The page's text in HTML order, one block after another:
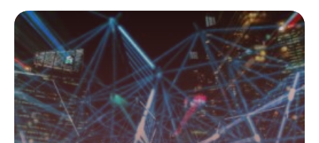
Airbnb pour sa première réservation ?
16 juin 2026